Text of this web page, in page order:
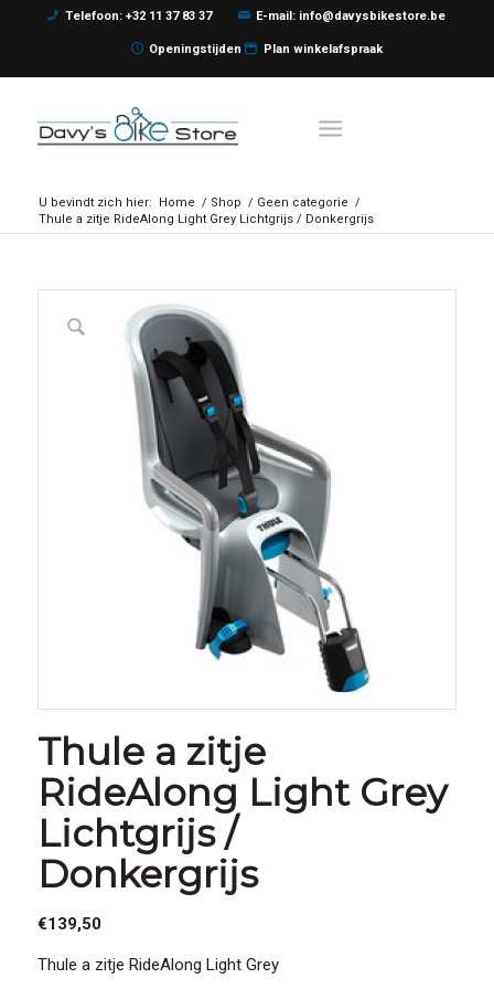
Telefoon: +32 11 37 83 37 E-mail: info@davysbikestore.be
Openingstijden Plan winkelafspraak
U bevindt zich hier: Home / Shop / Geen categorie /
Thule a zitje RideAlong Light Grey Lichtgrijs / Donkergrijs
Thule a zitje
RideAlong Light Grey
Lichtgrijs /
Donkergrijs
€139,50
Thule a zitje RideAlong Light Grey